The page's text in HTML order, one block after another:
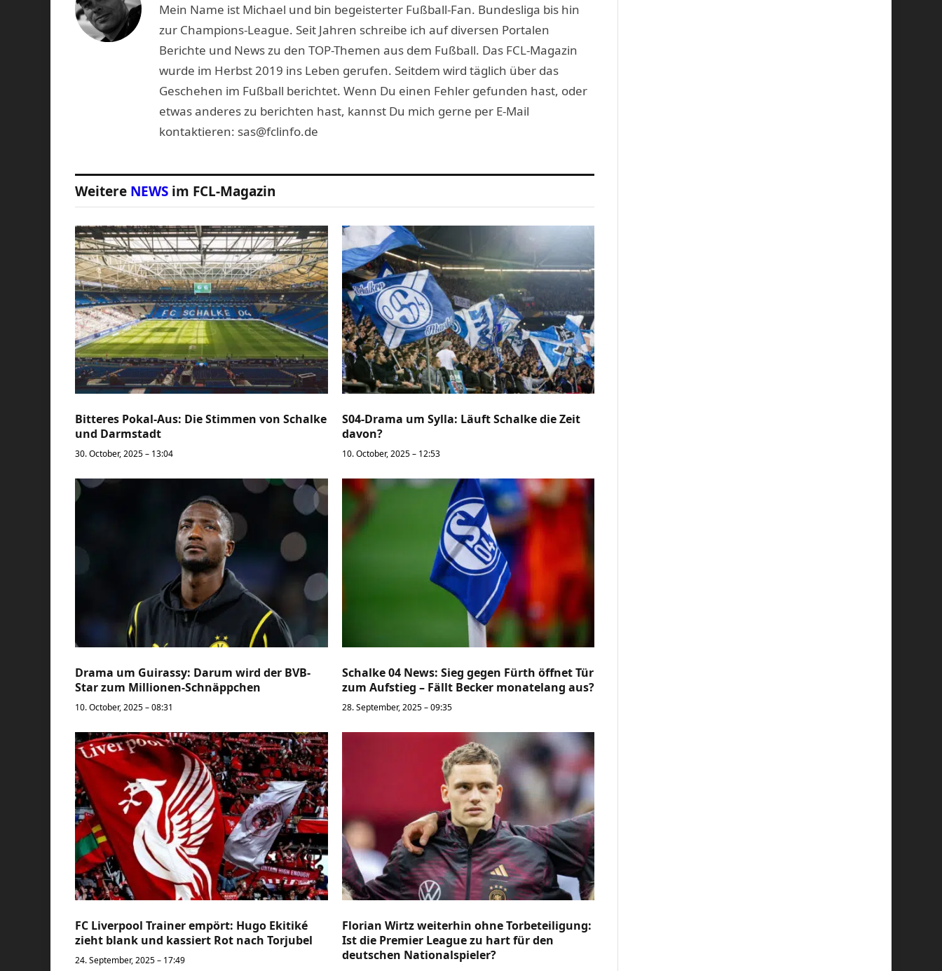
Mein Name ist Michael und bin begeisterter Fußball-Fan. Bundesliga bis hin
zur Champions-League. Seit Jahren schreibe ich auf diversen Portalen
Berichte und News zu den TOP-Themen aus dem Fußball. Das FCL-Magazin
wurde im Herbst 2019 ins Leben gerufen. Seitdem wird täglich über das
Geschehen im Fußball berichtet. Wenn Du einen Fehler gefunden hast, oder
etwas anderes zu berichten hast, kannst Du mich gerne per E-Mail
kontaktieren: sas@fclinfo.de
Weitere NEWS im FCL-Magazin
Bitteres Pokal-Aus: Die Stimmen von Schalke
und Darmstadt
30. October, 2025 – 13:04
S04-Drama um Sylla: Läuft Schalke die Zeit
davon?
10. October, 2025 – 12:53
Drama um Guirassy: Darum wird der BVB-
Star zum Millionen-Schnäppchen
10. October, 2025 – 08:31
Schalke 04 News: Sieg gegen Fürth öffnet Tür
zum Aufstieg – Fällt Becker monatelang aus?
28. September, 2025 – 09:35
FC Liverpool Trainer empört: Hugo Ekitiké
zieht blank und kassiert Rot nach Torjubel
24. September, 2025 – 17:49
Florian Wirtz weiterhin ohne Torbeteiligung:
Ist die Premier League zu hart für den
deutschen Nationalspieler?